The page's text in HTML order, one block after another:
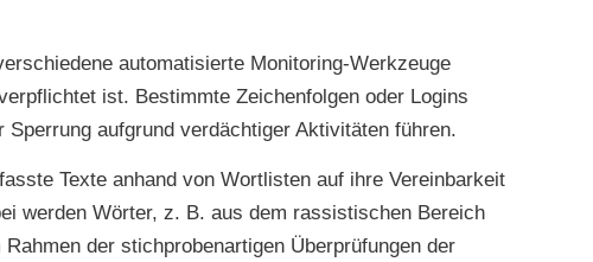
automatisierte Monitoring-Werkzeuge
ist. Bestimmte Zeichenfolgen oder Logins
aufgrund verdächtiger Aktivitäten führen.
Texte anhand von Wortlisten auf ihre Vereinbarkeit
werden Wörter, z. B. aus dem rassistischen Bereich
der stichprobenartigen Überprüfungen der